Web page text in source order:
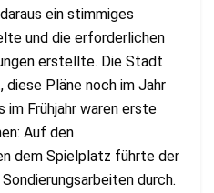
ein stimmiges
und die erforderlichen
erstellte. Die Stadt
Pläne noch im Jahr
im Frühjahr waren erste
Auf den
dem Spielplatz führte der
durch.